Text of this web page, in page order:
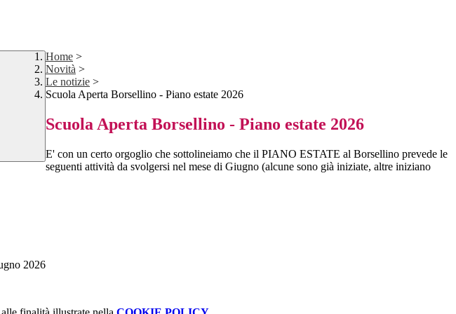
Home >
Novità >
Le notizie >
Scuola Aperta Borsellino - Piano estate 2026
Scuola Aperta Borsellino - Piano estate 2026
E' con un certo orgoglio che sottolineiamo che il PIANO ESTATE al Borsellino prevede le
seguenti attività da svolgersi nel mese di Giugno (alcune sono già iniziate, altre iniziano